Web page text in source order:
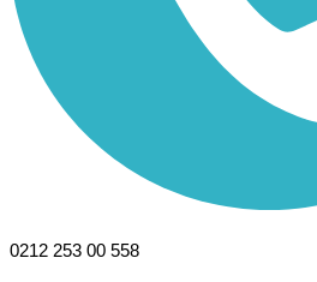
0212 253 00 558